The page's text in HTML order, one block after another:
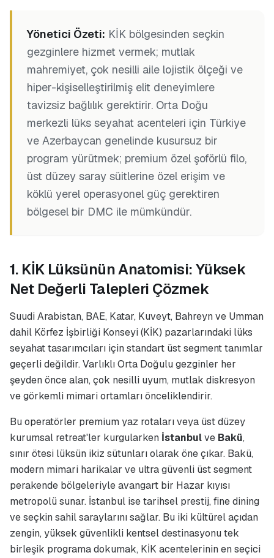
Yönetici Özeti: KİK bölgesinden seçkin
gezginlere hizmet vermek; mutlak
mahremiyet, çok nesilli aile lojistik ölçeği ve
hiper-kişiselleştirilmiş elit deneyimlere
tavizsiz bağlılık gerektirir. Orta Doğu
merkezli lüks seyahat acenteleri için Türkiye
ve Azerbaycan genelinde kusursuz bir
program yürütmek; premium özel şoförlü filo,
üst düzey saray süitlerine özel erişim ve
köklü yerel operasyonel güç gerektiren
bölgesel bir DMC ile mümkündür.
1. KİK Lüksünün Anatomisi: Yüksek
Net Değerli Talepleri Çözmek
Suudi Arabistan, BAE, Katar, Kuveyt, Bahreyn ve Umman
dahil Körfez İşbirliği Konseyi (KİK) pazarlarındaki lüks
seyahat tasarımcıları için standart üst segment tanımlar
geçerli değildir. Varlıklı Orta Doğulu gezginler her
şeyden önce alan, çok nesilli uyum, mutlak diskresyon
ve görkemli mimari ortamları önceliklendirir.
Bu operatörler premium yaz rotaları veya üst düzey
kurumsal retreat'ler kurgularken İstanbulve Bakü,
sınır ötesi lüksün ikiz sütunları olarak öne çıkar. Bakü,
modern mimari harikalar ve ultra güvenli üst segment
perakende bölgeleriyle avangart bir Hazar kıyısı
metropolü sunar. İstanbul ise tarihsel prestij, fine dining
ve seçkin sahil saraylarını sağlar. Bu iki kültürel açıdan
zengin, yüksek güvenlikli kentsel destinasyonu tek
birleşik programa dokumak, KİK acentelerinin en seçici